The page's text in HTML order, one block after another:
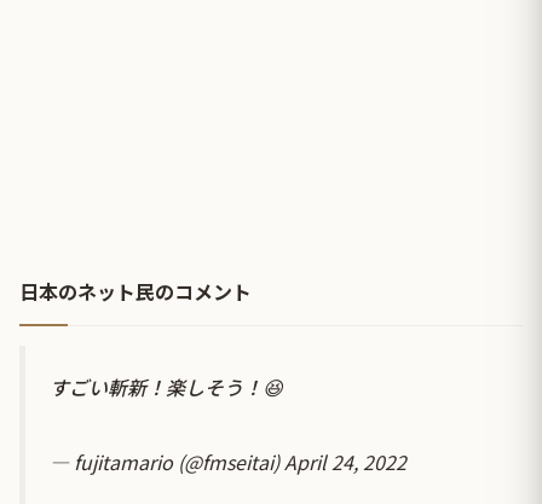
日本のネット民のコメント
すごい斬新！楽しそう！😆
— fujitamario (@fmseitai)April 24, 2022